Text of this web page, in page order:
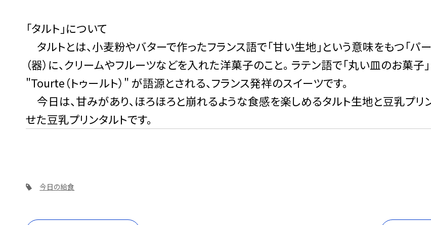
「タルト」について
タルトとは、小麦粉やバターで作ったフランス語で「甘い生地」という意味をもつ「パー
（器）に、クリームやフルーツなどを入れた洋菓子のこと。 ラテン語で「丸い皿のお菓子
"Tourte（トゥールト）" が語源とされる、フランス発祥のスイーツです。
今日は、甘みがあり、ほろほろと崩れるような食感を楽しめるタルト生地と豆乳プリ
せた豆乳プリンタルトです。
今日の給食